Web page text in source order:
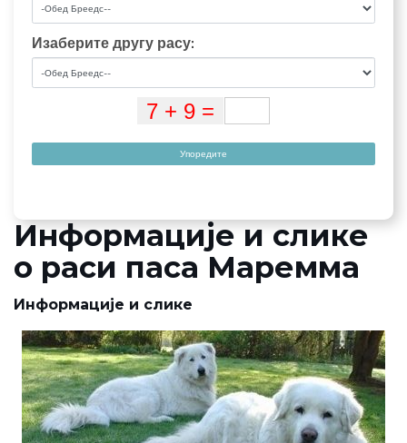
Изаберите другу расу:
Упоредите
Информације и слике
о раси паса Маремма
Информације и слике